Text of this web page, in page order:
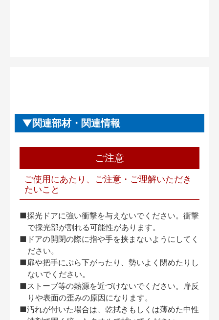
関連部材・関連情報
ご注意
ご使用にあたり、ご注意・ご理解いただき
たいこと
■採光ドアに強い衝撃を与えないでください。衝撃
で採光部が割れる可能性があります。
■ドアの開閉の際に指や手を挟まないようにしてく
ださい。
■扉や把手にぶら下がったり、勢いよく閉めたりし
ないでください。
■ストーブ等の熱源を近づけないでください。扉反
りや表面の歪みの原因になります。
■汚れが付いた場合は、乾拭きもしくは薄めた中性